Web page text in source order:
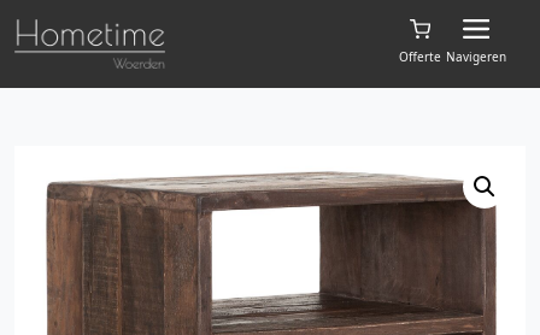
Offerte Navigeren